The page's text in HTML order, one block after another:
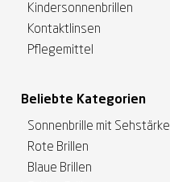
Kindersonnenbrillen
Kontaktlinsen
Pflegemittel
Beliebte Kategorien
Sonnenbrille mit Sehstärke
Rote Brillen
Blaue Brillen